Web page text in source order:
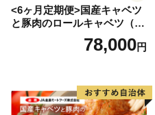
<6ヶ月定期便>国産キャベツ
と豚肉のロールキャベツ（4P
78,000円